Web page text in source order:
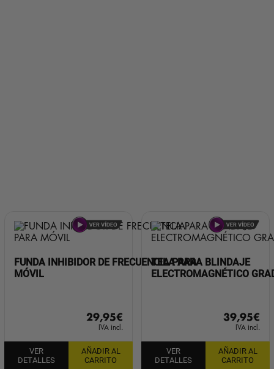
FUNDA INHIBIDOR DE FRECUENCIA PARA
MÓVIL
29,95€
IVA incl.
VER
DETALLES
AÑADIR AL
CARRITO
TELA PARA BLINDAJE
ELECTROMAGNÉTICO
39,95€
IVA incl.
VER
DETALLES
AÑADIR AL
CARRITO